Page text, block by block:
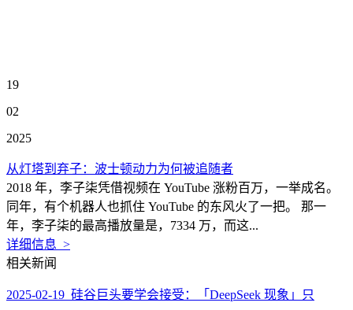
19
02
2025
从灯塔到弃子：波士顿动力为何被追随者
2018 年，李子柒凭借视频在 YouTube 涨粉百万，一举成名。
同年，有个机器人也抓住 YouTube 的东风火了一把。 那一
年，李子柒的最高播放量是，7334 万，而这...
详细信息 >
相关新闻
2025-02-19 硅谷巨头要学会接受：「DeepSeek 现象」只